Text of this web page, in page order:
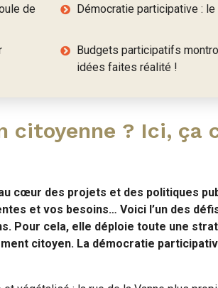
de
Démocratie participative :
Budgets participatifs
idées faites réalité !
citoyenne ? Ici, ça
cœur des projets et des politiques
et vos besoins… Voici l’un des
Pour cela, elle déploie toute une
citoyen. La démocratie